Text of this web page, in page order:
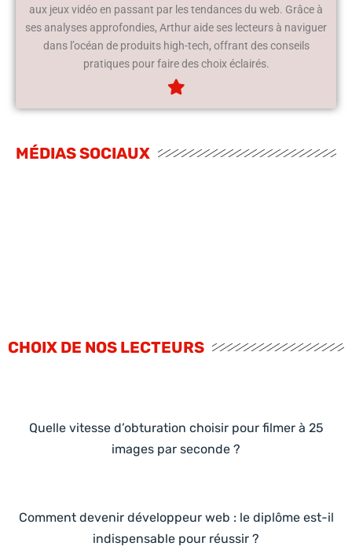
aux jeux vidéo en passant par les tendances du web. Grâce à
ses analyses approfondies, Arthur aide ses lecteurs à naviguer
dans l’océan de produits high-tech, offrant des conseils
pratiques pour faire des choix éclairés.
MÉDIAS SOCIAUX
CHOIX DE NOS LECTEURS
Quelle vitesse d’obturation choisir pour filmer à 25
images par seconde ?
Comment devenir développeur web : le diplôme est-il
indispensable pour réussir ?